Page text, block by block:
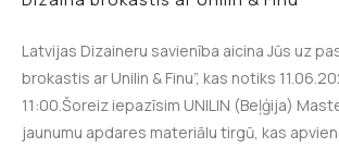
Latvijas Dizaineru savienība aicina Jūs uz
brokastis ar Unilin & Finu”, kas notiks
11:00.Šoreiz iepazīsim UNILIN (Beļģija)
jaunumu apdares materiālu tirgū, kas